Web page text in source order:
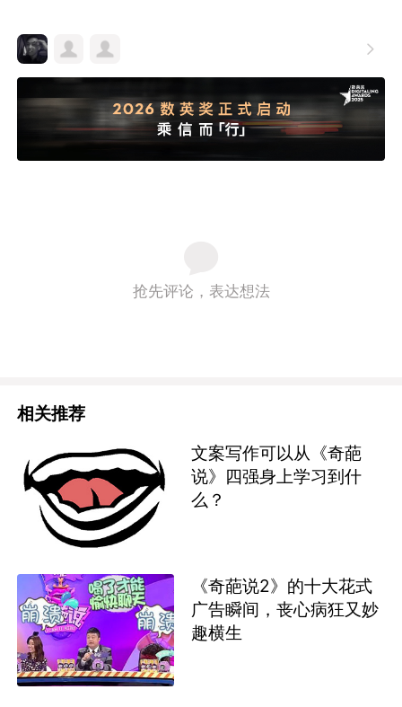

抢先评论，表达想法
相关推荐
文案写作可以从《奇葩
说》四强身上学习到什
么？
《奇葩说2》的十大花式
广告瞬间，丧心病狂又妙
趣横生